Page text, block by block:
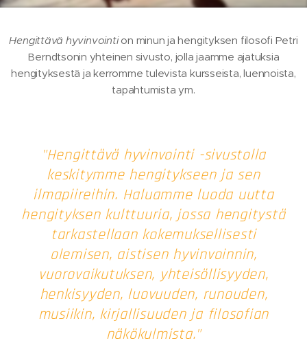
Hengittävä hyvinvointion minun ja hengityksen filosofi Petri
Berndtsonin yhteinen sivusto, jolla jaamme ajatuksia
hengityksestä ja kerromme tulevista kursseista, luennoista,
tapahtumista ym.
"Hengittävä hyvinvointi -sivustolla
keskitymme hengitykseen ja sen
ilmapiireihin. Haluamme luoda uutta
hengityksen kulttuuria, jossa hengitystä
tarkastellaan kokemuksellisesti
olemisen, aistisen hyvinvoinnin,
vuorovaikutuksen, yhteisöllisyyden,
henkisyyden, luovuuden, runouden,
musiikin, kirjallisuuden ja filosofian
näkökulmista."